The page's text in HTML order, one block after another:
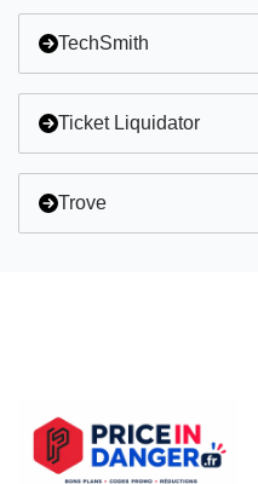
TechSmith
Ticket Liquidator
Trove